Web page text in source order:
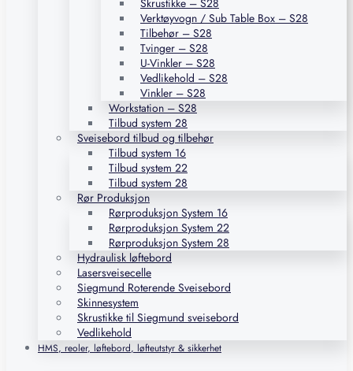
Skrustikke – S28
Verktøyvogn / Sub Table Box – S28
Tilbehør – S28
Tvinger – S28
U-Vinkler – S28
Vedlikehold – S28
Vinkler – S28
Workstation – S28
Tilbud system 28
Sveisebord tilbud og tilbehør
Tilbud system 16
Tilbud system 22
Tilbud system 28
Rør Produksjon
Rørproduksjon System 16
Rørproduksjon System 22
Rørproduksjon System 28
Hydraulisk løftebord
Lasersveisecelle
Siegmund Roterende Sveisebord
Skinnesystem
Skrustikke til Siegmund sveisebord
Vedlikehold
HMS, reoler, løftebord, løfteutstyr & sikkerhet